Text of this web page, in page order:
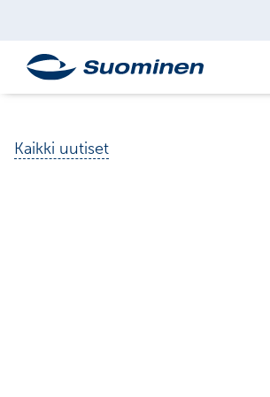
Kaikki uutiset